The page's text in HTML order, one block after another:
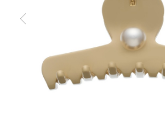
トピックス
ヘアアレンジ動画
ヒストリー